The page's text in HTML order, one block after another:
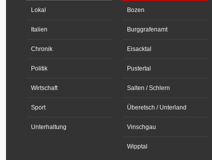
Lokal
Italien
Chronik
Politik
Wirtschaft
Sport
Unterhaltung
Bozen
Burggrafenamt
Eisacktal
Pustertal
Salten / Schlern
Überetsch / Unterland
Vinschgau
Wipptal